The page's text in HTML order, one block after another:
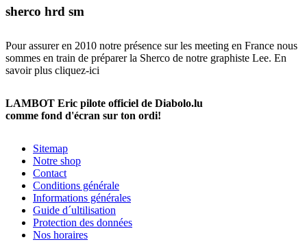
sherco hrd sm
Pour assurer en 2010 notre présence sur les meeting en France nous
sommes en train de préparer la Sherco de notre graphiste Lee. En
savoir plus cliquez-ici
LAMBOT Eric pilote officiel de Diabolo.lu
comme fond d'écran sur ton ordi!
Sitemap
Notre shop
Contact
Conditions générale
Informations générales
Guide d´ultilisation
Protection des données
Nos horaires